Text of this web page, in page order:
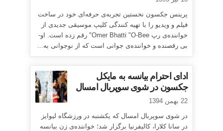
پرینس جکسون نخستین تجربه‌ی حرفه‌ای خود در ساخت
فیلم و ویدیو را با تهیه کنندگی کلیپ موسیقی جدیدی از
خواننده‌ی رپ Omer Bhatti "O-Bee" رقم زده است. او-
بی رقصنده و خواننده‌ی جوانی است که از نوجوانی به...
ادای احترام بیانسه به مایکل
جکسون در شوی سوپربال امسال
22 بهمن 1394
در شوی سوپربال امسال که یکشنبه در ورزشگاه لیوایز
در سانا کلارا، کالیفرنیا برگزار شد؛ خواننده‌ی زن بیانسه